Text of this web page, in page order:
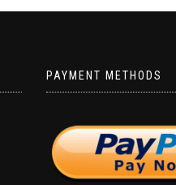
PAYMENT METHODS